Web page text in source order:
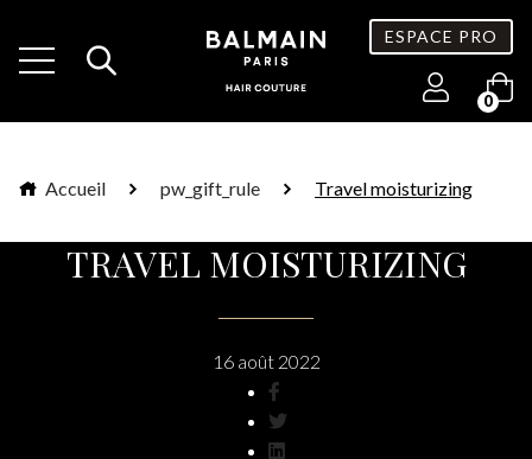
ESPACE PRO
0
Accueil pw_gift_rule Travel moisturizing
TRAVEL MOISTURIZING
16 août 2022